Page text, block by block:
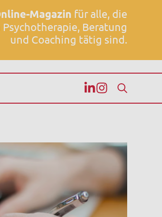
Magazin für alle, die
Psychotherapie, Beratung
und Coaching tätig sind.